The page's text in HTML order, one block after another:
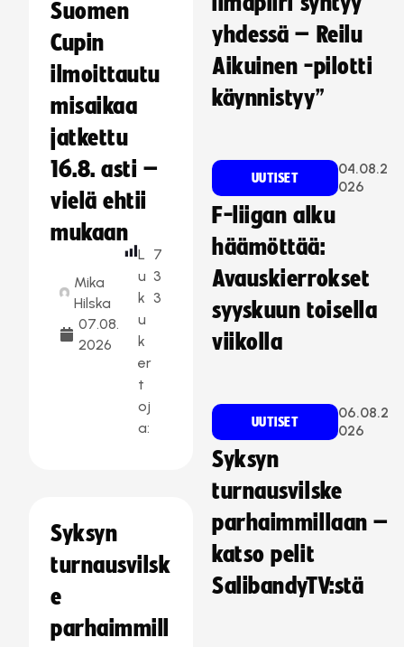
Suomen
Cupin
ilmoittautu
misaikaa
jatkettu
16.8. asti –
vielä ehtii
mukaan
Mika
Hilska
07.08.
2026
L
u
k
u
k
er
t
oj
a:
7
3
3
Syksyn
turnausvilsk
e
parhaimmill
yhdessä – Reilu
Aikuinen -pilotti
käynnistyy”
UUTISET
04.08.2
026
F-liigan alku
häämöttää:
Avauskierrokset
syyskuun toisella
viikolla
UUTISET
06.08.2
026
Syksyn
turnausvilske
parhaimmillaan –
katso pelit
SalibandyTV:stä